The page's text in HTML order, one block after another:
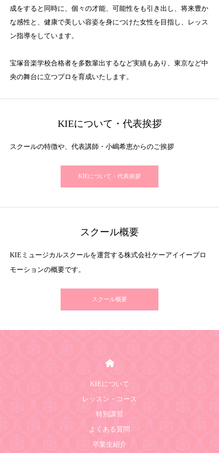
成をすると同時に、個々の才能、可能性をも引き出し、将来豊か
な感性と、健康で美しい容姿を身につけた女性を目指し、レッス
ン指導をしています。
宝塚音楽学校合格者を多数輩出するなど実績もあり、東京など中
央の舞台に立つプロを育成いたします。
KIEについて・代表挨拶
スクールの特徴や、代表講師・小嶋希恵からのご挨拶
KIEについて・代表挨拶
スクール概要
KIEミュージカルスクールを運営する株式会社ケーアイイープロ
モーションの概要です。
スクール概要
KIEについて
レッスン・コース
特別講習
よくある質問
卒業生紹介